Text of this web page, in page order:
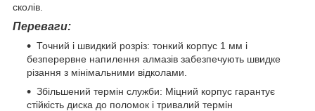
сколів.
Переваги:
Точний і швидкий розріз: тонкий корпус 1 мм і
безперервне напилення алмазів забезпечують швидке
різання з мінімальними відколами.
Збільшений термін служби: Міцний корпус гарантує
стійкість диска до поломок і тривалий термін